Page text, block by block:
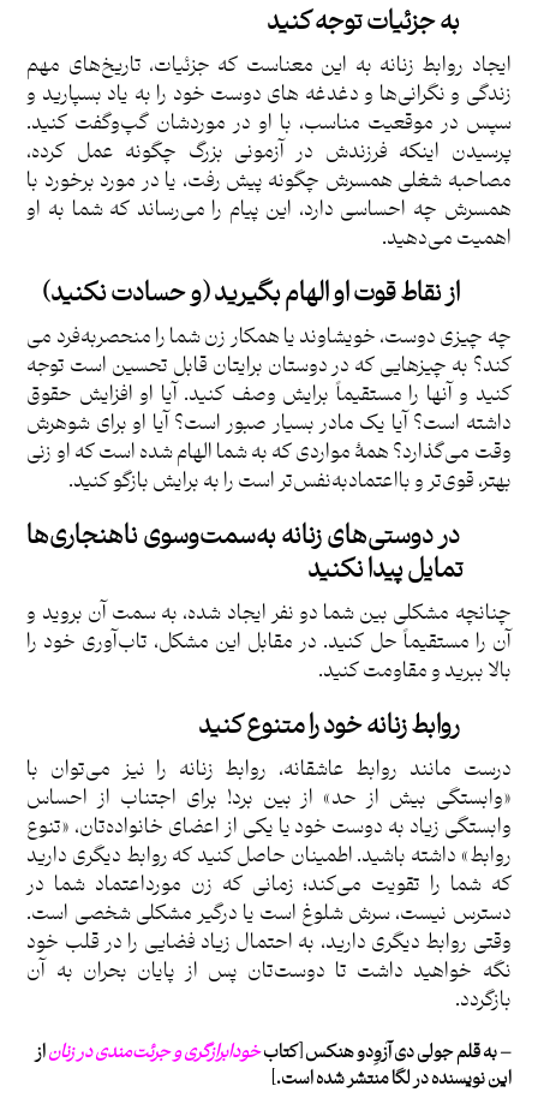
به جزئیات توجه کنید
ایجاد روابط زنانه به این معناست که جزئیات، تاریخ‌های مهم
زندگی و نگرانی‌ها و دغدغه های دوست خود را به یاد بسپارید و
سپس در موقعیت مناسب، با او در موردشان گپ‌وگفت کنید.
پرسیدن اینکه فرزندش در آزمونی بزرگ چگونه عمل کرده،
مصاحبه شغلی همسرش چگونه پیش رفت، یا در مورد برخورد با
همسرش چه احساسی دارد، این پیام را می‌رساند که شما به او
اهمیت می‌دهید.
از نقاط قوت او الهام بگیرید (و حسادت نکنید)
چه چیزی دوست، خویشاوند یا همکار زن شما را منحصربه‌فرد می
کند؟ به چیزهایی که در دوستان برایتان قابل تحسین است توجه
کنید و آنها را مستقیماً برایش وصف کنید. آیا او افزایش حقوق
داشته است؟ آیا یک مادر بسیار صبور است؟ آیا او برای شوهرش
وقت می‌گذارد؟ همۀ مواردی که به شما الهام شده است که او زنی
بهتر، قوی‌تر و بااعتماد‌به‌نفس‌تر است را به برایش بازگو کنید.
در دوستی‌های زنانه به‌سمت‌وسوی ناهنجاری‌ها
تمایل پیدا نکنید
چنانچه مشکلی بین شما دو نفر ایجاد شده، به سمت آن بروید و
آن را مستقیماً حل کنید. در مقابل این مشکل، تاب‌آوری خود را
بالا ببرید و مقاومت کنید.
روابط زنانه خود را متنوع کنید
درست مانند روابط عاشقانه، روابط زنانه را نیز می‌توان با
«وابستگی بیش از حد» از بین برد! برای اجتناب از احساس
وابستگی زیاد به دوست خود یا یکی از اعضای خانواده‌تان، «تنوع
روابط» داشته باشید. اطمینان حاصل کنید که روابط دیگری دارید
که شما را تقویت می‌کند؛ زمانی که زن مورداعتماد شما در
دسترس نیست، سرش شلوغ است یا درگیر مشکلی شخصی است.
وقتی روابط دیگری دارید، به احتمال زیاد فضایی را در قلب خود
نگه خواهید داشت تا دوست‌تان پس از پایان بحران به آن
بازگردد.
– به قلمجولی دی آزوِدو هنکس[کتابخودابرازگری و جرئت‌مندی در زناناز
این نویسنده در لگا منتشر شده است.]